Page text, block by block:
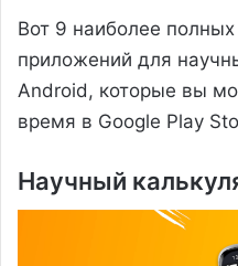
Вот 9 наиболее
приложений для
Android, которые вы
время в Google Play
Научный